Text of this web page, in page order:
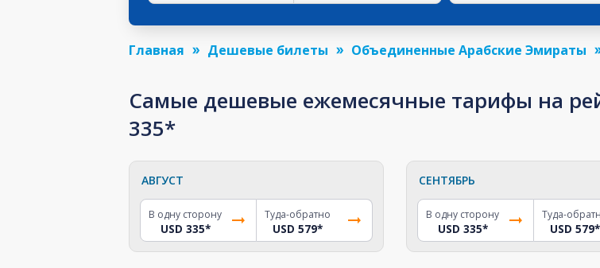
Главная Дешевые билеты Объединенные Арабские Эмираты
Самые дешевые ежемесячные тарифы на
335*
АВГУСТ
В одну сторону
USD 335*
Туда-обратно
USD 579*
СЕНТЯБРЬ
В одну сторону
USD 335*
Туда-
USD 579*